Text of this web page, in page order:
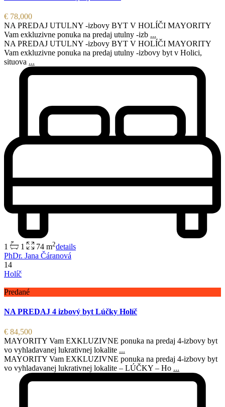
€ 78,000
NA PREDAJ UTULNY -izbovy BYT V HOLÍČI MAYORITY
Vam exkluzivne ponuka na predaj utulny -izb ...
NA PREDAJ UTULNY -izbovy BYT V HOLÍČI MAYORITY
Vam exkluzivne ponuka na predaj utulny -izbovy byt v Holici,
situova ...
1 1 74 m2details
PhDr. Jana Čáranová
14
Holíč
Predané
NA PREDAJ 4 izbový byt Lúčky Holíč
€ 84,500
MAYORITY Vam EXKLUZIVNE ponuka na predaj 4-izbovy byt
vo vyhladavanej lukrativnej lokalite ...
MAYORITY Vam EXKLUZIVNE ponuka na predaj 4-izbovy byt
vo vyhladavanej lukrativnej lokalite – LÚČKY – Ho ...